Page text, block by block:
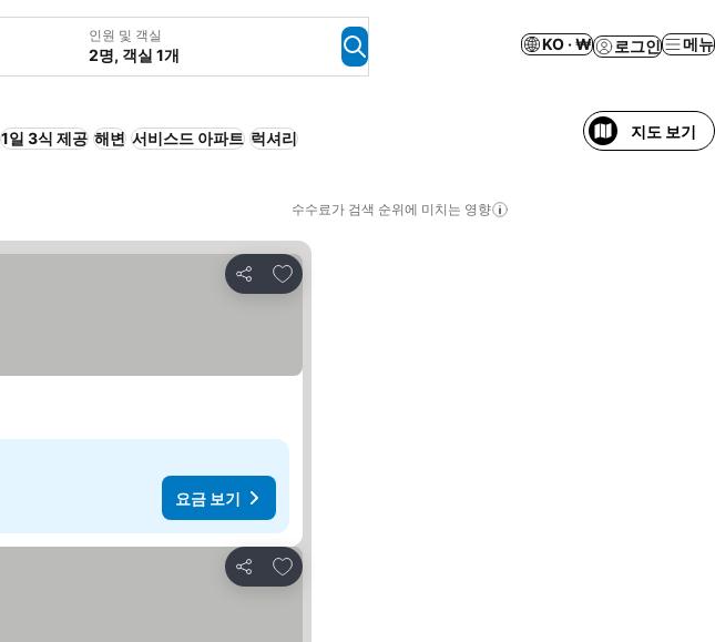
인원 및 객실
2명, 객실 1개
KO · ₩ 로그인 메뉴
1일 3식 제공 해변 서비스드 아파트 럭셔리 지도 보기
수수료가 검색 순위에 미치는 영향
공유
즐겨찾기에 추가
요금 보기
공유
즐겨찾기에 추가